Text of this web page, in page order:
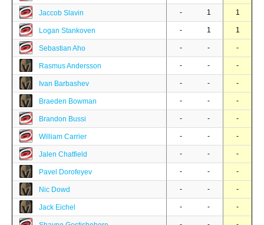
Jaccob Slavin - 1 1
Logan Stankoven - 1 1
Sebastian Aho - - -
Rasmus Andersson - - -
Ivan Barbashev - - -
Braeden Bowman - - -
Brandon Bussi - - -
William Carrier - - -
Jalen Chatfield - - -
Pavel Dorofeyev - - -
Nic Dowd - - -
Jack Eichel - - -